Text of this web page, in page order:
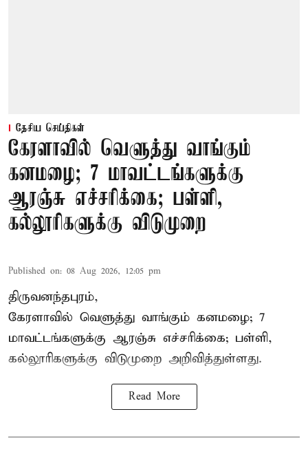
தேசிய செய்திகள்
கேரளாவில் வெளுத்து வாங்கும்
கனமழை; 7 மாவட்டங்களுக்கு
ஆரஞ்சு எச்சரிக்கை; பள்ளி,
கல்லூரிகளுக்கு விடுமுறை
Published on: 08 Aug 2026, 12:05 pm
திருவனந்தபுரம்,
கேரளாவில் வெளுத்து வாங்கும் கனமழை; 7
மாவட்டங்களுக்கு ஆரஞ்சு எச்சரிக்கை; பள்ளி,
கல்லூரிகளுக்கு விடுமுறை அறிவித்துள்ளது.
Read More